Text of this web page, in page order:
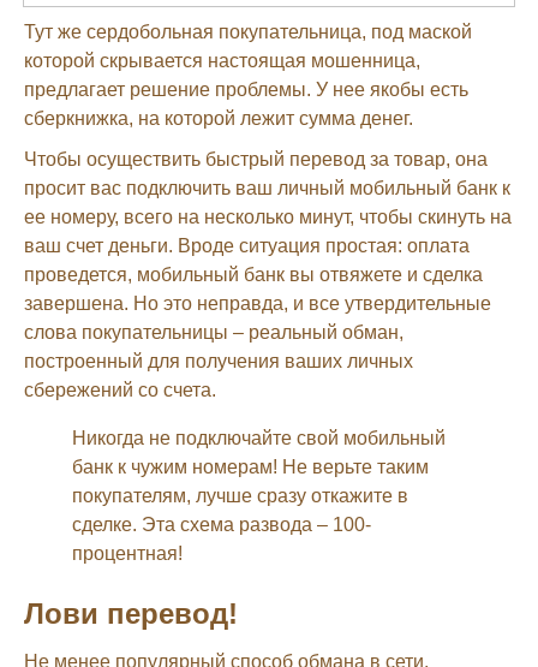
Тут же сердобольная покупательница, под маской
которой скрывается настоящая мошенница,
предлагает решение проблемы. У нее якобы есть
сберкнижка, на которой лежит сумма денег.
Чтобы осуществить быстрый перевод за товар, она
просит вас подключить ваш личный мобильный банк к
ее номеру, всего на несколько минут, чтобы скинуть на
ваш счет деньги. Вроде ситуация простая: оплата
проведется, мобильный банк вы отвяжете и сделка
завершена. Но это неправда, и все утвердительные
слова покупательницы – реальный обман,
построенный для получения ваших личных
сбережений со счета.
Никогда не подключайте свой мобильный
банк к чужим номерам! Не верьте таким
покупателям, лучше сразу откажите в
сделке. Эта схема развода – 100-
процентная!
Лови перевод!
Не менее популярный способ обмана в сети.